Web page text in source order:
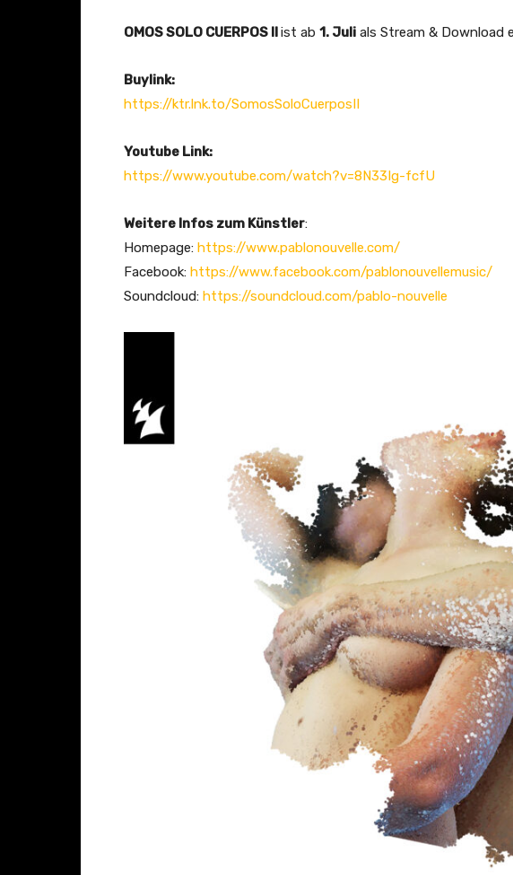
OMOS SOLO CUERPOS IIist ab 1. Juli als Stream & Download
Buylink:
https://ktr.lnk.to/SomosSoloCuerposII
Youtube Link:
https://www.youtube.com/watch?v=8N33Ig-fcfU
Weitere Infos zum Künstler:
Homepage: https://www.pablonouvelle.com/
Facebook: https://www.facebook.com/pablonouvellemusic/
Soundcloud: https://soundcloud.com/pablo-nouvelle